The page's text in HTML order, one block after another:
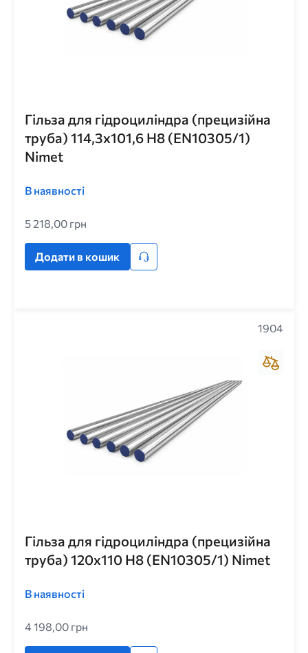
Гільза для гідроциліндра (прецизійна
труба) 114,3x101,6 H8 (EN10305/1)
Nimet
В наявності
5 218,00 грн
Додати в кошик
Гільза для гідроциліндра (прецизійна
труба) 120x110 H8 (EN10305/1) Nimet
В наявності
4 198,00 грн
1904